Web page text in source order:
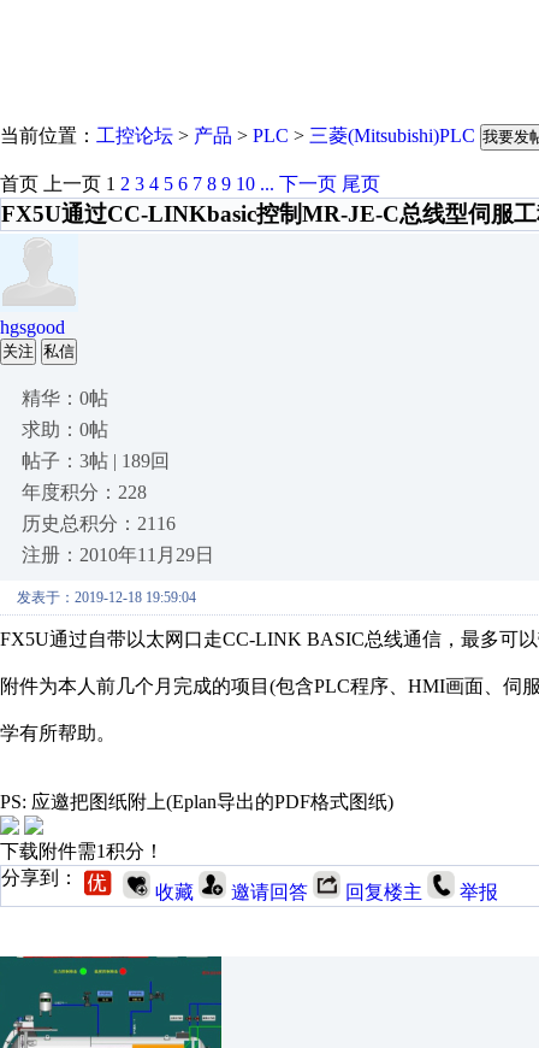
当前位置： 工控论坛 > 产品 > PLC > 三菱(Mitsubishi)PLC 我要发
首页 上一页 1 2 3 4 5 6 7 8 9 10 ... 下一页 尾页
FX5U通过CC-LINKbasic控制MR-JE-C总线型伺服
hgsgood
关注 私信
精华：0帖
求助：0帖
帖子：3帖 | 189回
年度积分：228
历史总积分：2116
注册：2010年11月29日
发表于：2019-12-18 19:59:04
FX5U通过自带以太网口走CC-LINK BASIC总线通信，最多可
附件为本人前几个月完成的项目(包含PLC程序、HMI画面、伺
学有所帮助。
PS: 应邀把图纸附上(Eplan导出的PDF格式图纸)
下载附件需1积分！
分享到：
收藏 邀请回答 回复楼主 举报